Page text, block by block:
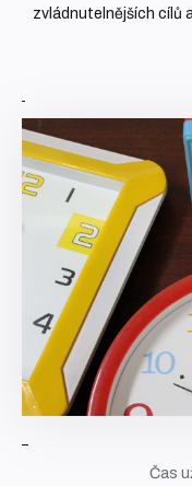
zvládnutelnějších cílů
Čas